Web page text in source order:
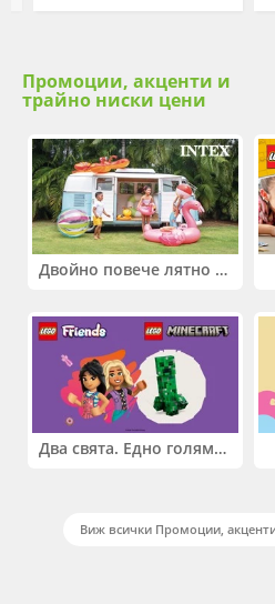
Промоции, акценти и
трайно ниски цени
Двойно повече лятно забавление! Купи 2 продукта INTEX и вземи -33%
Два свята. Едно голямо приключение. Купи 2 продукта LEGO® Friends и/или LEGO® Minecraft и вземи -27%
Виж всички Промоции,